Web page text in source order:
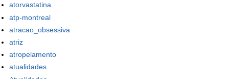
atorvastatina
atp-montreal
atracao_obsessiva
atriz
atropelamento
atualidades